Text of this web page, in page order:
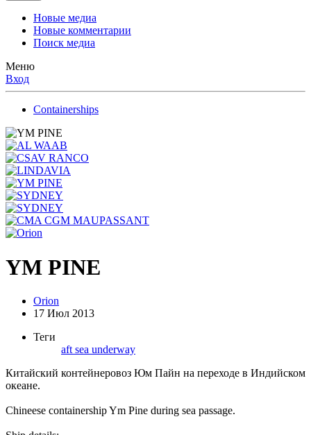
Новые медиа
Новые комментарии
Поиск медиа
Меню
Вход
Containerships
YM PINE
Orion
17 Июл 2013
Теги
aft sea underway
Китайский контейнеровоз Юм Пайн на переходе в Индийском
океане.
Chineese containership Ym Pine during sea passage.